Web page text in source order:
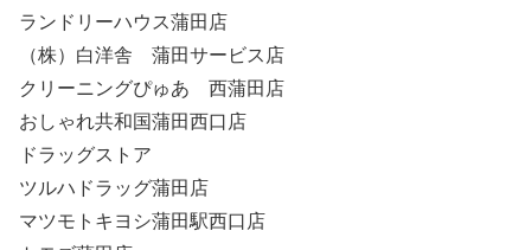
ランドリーハウス蒲田店
（株）白洋舎 蒲田サービス店
クリーニングぴゅあ 西蒲田店
おしゃれ共和国蒲田西口店
ドラッグストア
ツルハドラッグ蒲田店
マツモトキヨシ蒲田駅西口店